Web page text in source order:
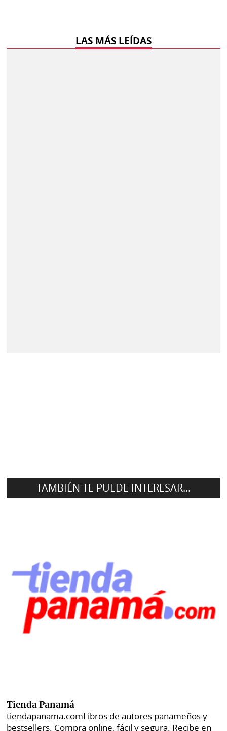
LAS MÁS LEÍDAS
TAMBIÉN TE PUEDE INTERESAR...
Tienda Panamá
tiendapanama.comLibros de autores panameños y
bestsellers. Compra online, fácil y segura. Recibe en